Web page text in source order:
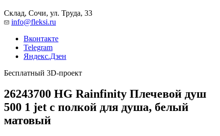
Склад, Сочи, ул. Труда, 33
info@fleksi.ru
Вконтакте
Telegram
Яндекс.Дзен
Бесплатный 3D-проект
26243700 HG Rainfinity Плечевой душ
500 1 jet с полкой для душа, белый
матовый